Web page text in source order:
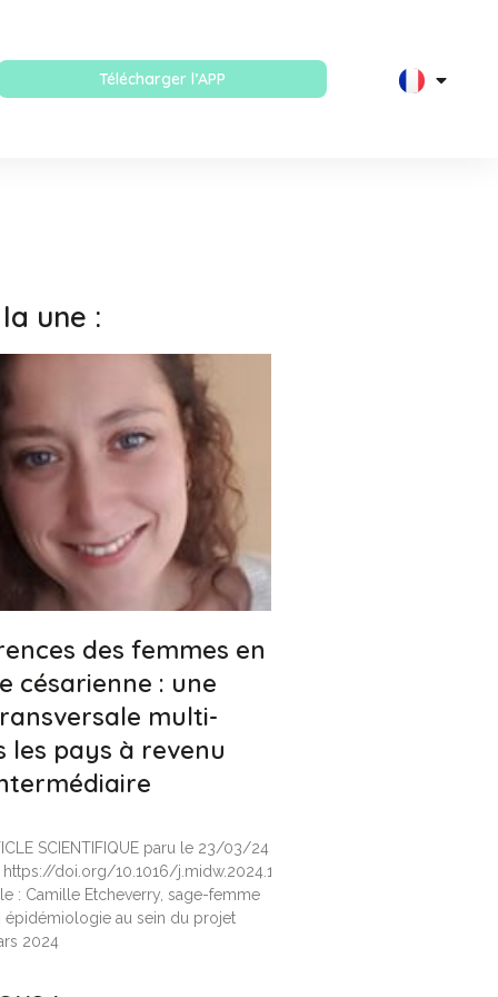
Télécharger l’APP
une :
des femmes en
césarienne : une
multi-
les pays à revenu
SCIENTIFIQUE paru le 23/03/24
doi.org/10.1016/j.midw.2024.103979
: Camille Etcheverry, sage-femme
épidémiologie au sein du projet
2024